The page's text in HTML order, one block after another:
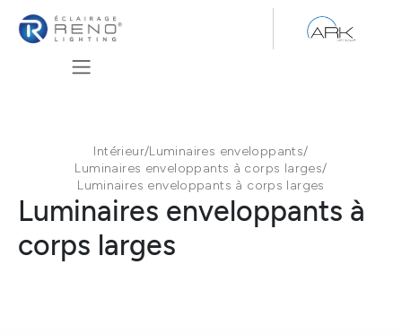
Intérieur/Luminaires enveloppants/
Luminaires enveloppants à corps larges/
Luminaires enveloppants à corps larges
Luminaires enveloppants à
corps larges